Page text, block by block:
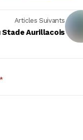
Articles Suivants
Aurillacois
*